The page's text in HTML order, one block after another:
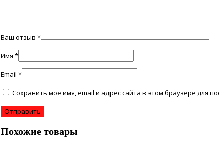
Ваш отзыв*
Имя*
Email*
Сохранить моё имя, email и адрес сайта в этом браузере для
Похожие товары